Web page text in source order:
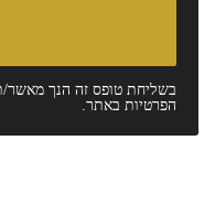
בשליחת טופס זה הנך
הפרטיות באתר.